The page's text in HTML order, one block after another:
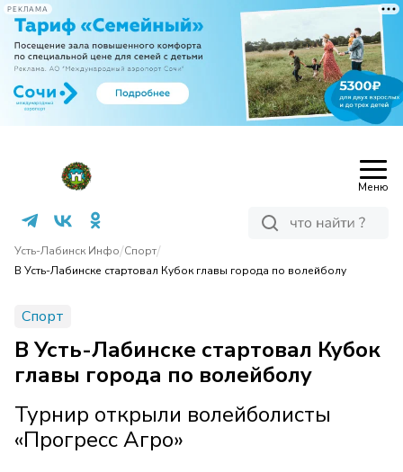
РЕКЛАМА
Меню
Усть-Лабинск Инфо/Спорт/
В Усть-Лабинске стартовал Кубок главы города по волейболу
Спорт
В Усть-Лабинске стартовал Кубок
главы города по волейболу
Турнир открыли волейболисты
«Прогресс Агро»